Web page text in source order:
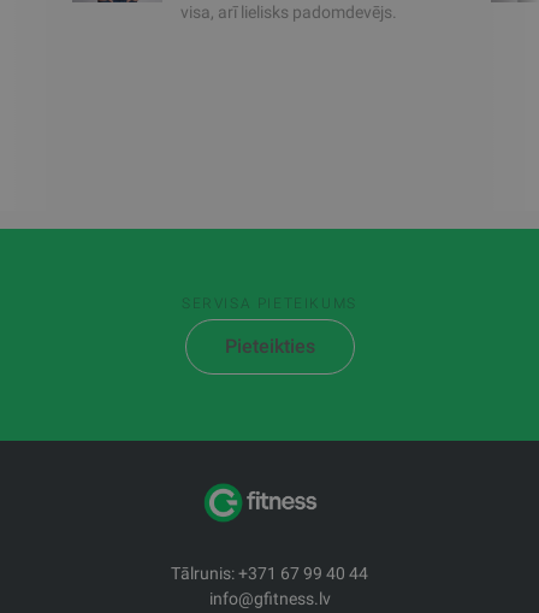
visa, arī lielisks padomdevējs.
SERVISA PIETEIKUMS
Pieteikties
Tālrunis: +371 67 99 40 44
info@gfitness.lv